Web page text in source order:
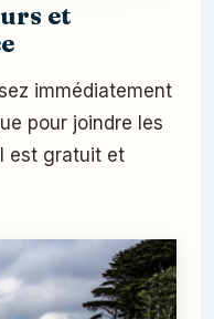
et
immédiatement
pour joindre les
est gratuit et